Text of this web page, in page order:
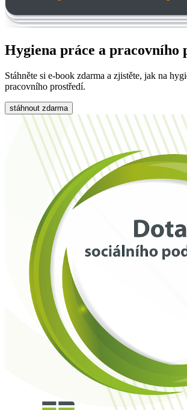
Hygiena práce a pracovního
Stáhněte si e-book zdarma a zjistěte, jak na
pracovního prostředí.
stáhnout zdarma